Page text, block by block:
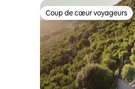
Coup de cœur voyageurs
Coup de cœur voyageurs